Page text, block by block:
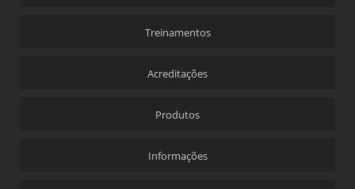
Treinamentos
Acreditações
Produtos
Informações